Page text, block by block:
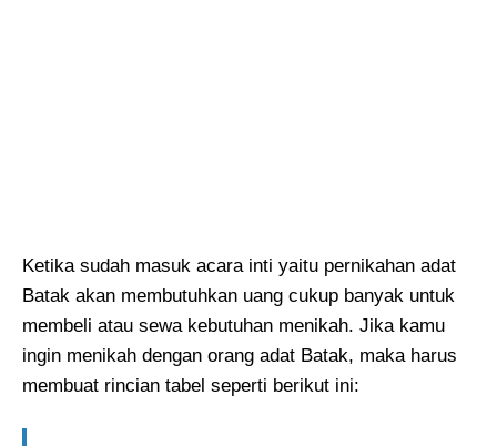
Ketika sudah masuk acara inti yaitu pernikahan adat
Batak akan membutuhkan uang cukup banyak untuk
membeli atau sewa kebutuhan menikah. Jika kamu
ingin menikah dengan orang adat Batak, maka harus
membuat rincian tabel seperti berikut ini: